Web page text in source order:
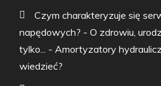
Czym charakteryzuje się
napędowych? - O zdrowiu,
tylko...
- Amortyzatory
wiedzieć?